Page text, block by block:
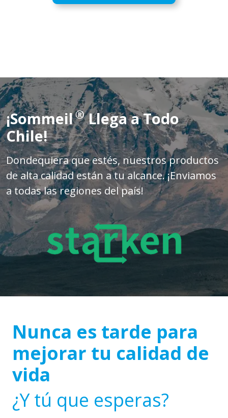
¡Sommeil®Llega a Todo
Chile!
Dondequiera que estés, nuestros productos
de alta calidad están a tu alcance. ¡Enviamos
a todas las regiones del país!
Nunca es tarde para
mejorar tu calidad de
vida
¿Y tú que esperas?